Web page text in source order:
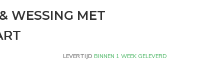
WESSING MET
LEVERTIJD BINNEN 1 WEEK GELEVERD